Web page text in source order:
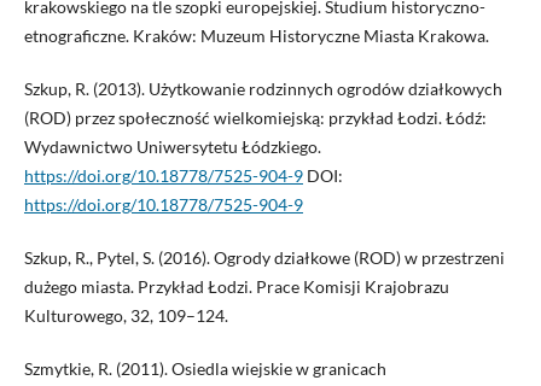
krakowskiego na tle szopki europejskiej. Studium historyczno-
etnograficzne. Kraków: Muzeum Historyczne Miasta Krakowa.
Szkup, R. (2013). Użytkowanie rodzinnych ogrodów działkowych
(ROD) przez społeczność wielkomiejską: przykład Łodzi. Łódź:
Wydawnictwo Uniwersytetu Łódzkiego.
https://doi.org/10.18778/7525-904-9DOI:
https://doi.org/10.18778/7525-904-9
Szkup, R., Pytel, S. (2016). Ogrody działkowe (ROD) w przestrzeni
dużego miasta. Przykład Łodzi. Prace Komisji Krajobrazu
Kulturowego, 32, 109–124.
Szmytkie, R. (2011). Osiedla wiejskie w granicach